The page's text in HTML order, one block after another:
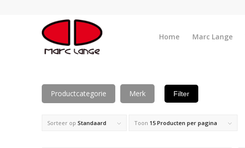
Home Marc Lange
Productcategorie Merk Filter
Sorteer op Standaard Toon 15 Producten per pagina